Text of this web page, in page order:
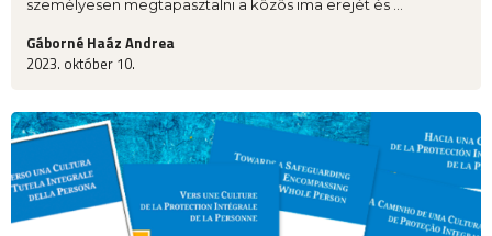
személyesen megtapasztalni a közös ima erejét és ...
Gáborné Haáz Andrea
2023. október 10.